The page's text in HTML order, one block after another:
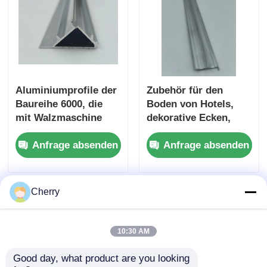
hölzernes Endaluminiumprofile
Profile aus Aluminium
Profile für die Extrusion von Aluminium-
Aluminiumprofile der
Baureihe 6000, die
mit Walzmaschine
verarbeitet und
extrudiert wurden.
Anfrage absenden
Zubehör für den
Boden von Hotels,
dekorative Ecken,
dekorative
Metallziegel aus
Aluminiumlegierung
Anfrage absenden
Cherry
10:30 AM
Good day, what product are you looking